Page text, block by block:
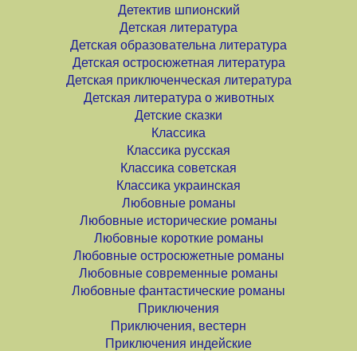
Детектив шпионский
Детская литература
Детская образовательна литература
Детская остросюжетная литература
Детская приключенческая литература
Детская литература о животных
Детские сказки
Классика
Классика русская
Классика советская
Классика украинская
Любовные романы
Любовные исторические романы
Любовные короткие романы
Любовные остросюжетные романы
Любовные современные романы
Любовные фантастические романы
Приключения
Приключения, вестерн
Приключения индейские